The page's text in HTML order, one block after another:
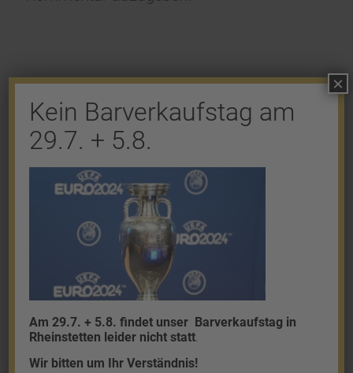
Shop
Gold
Granalien
Palladium
Silber
Kein Barverkaufstag am
29.7. + 5.8.
Am 29.7. + 5.8. findet unser Barverkaufstag in
Rheinstetten leider nicht statt.
Wir bitten um Ihr Verständnis!
×